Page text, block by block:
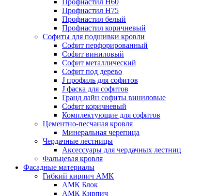
Профнастил Н60
Профнастил Н75
Профнастил белый
Профнастил коричневый
Софиты для подшивки кровли
Cофит перфорированный
Софит виниловый
Софит металлический
Софит под дерево
J профиль для софитов
J фаска для софитов
Гранд лайн софиты виниловые
Софит коричневый
Комплектующие для софитов
Цементно-песчаная кровля
Минеральная черепица
Чердачные лестницы
Аксессуары для чердачных лестниц
Фальцевая кровля
Фасадные материалы
Гибкий кирпич АМК
АМК Блок
АМК Кирпич